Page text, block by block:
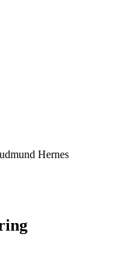
Hernes